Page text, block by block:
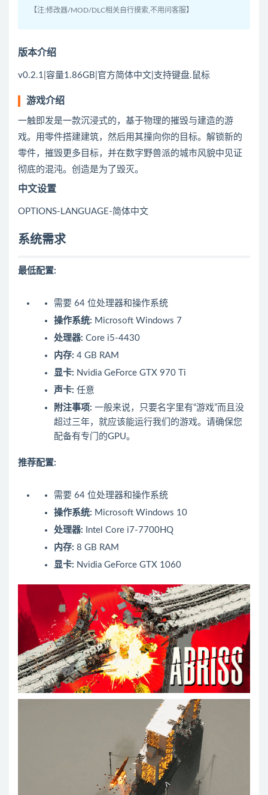
【注:修改器/MOD/DLC相关自行摸索,不用问客服】
版本介绍
v0.2.1|容量1.86GB|官方简体中文|支持键盘.鼠标
游戏介绍
一触即发是一款沉浸式的，基于物理的摧毁与建造的游
戏。用零件搭建建筑，然后用其撞向你的目标。解锁新的
零件，摧毁更多目标，并在数字野兽派的城市风貌中见证
彻底的混沌。创造是为了毁灭。
中文设置
OPTIONS-LANGUAGE-简体中文
系统需求
最低配置:
需要 64 位处理器和操作系统
操作系统: Microsoft Windows 7
处理器: Core i5-4430
内存: 4 GB RAM
显卡: Nvidia GeForce GTX 970 Ti
声卡: 任意
附注事项: 一般来说，只要名字里有“游戏”而且没
超过三年，就应该能运行我们的游戏。请确保您
配备有专门的GPU。
推荐配置:
需要 64 位处理器和操作系统
操作系统: Microsoft Windows 10
处理器: Intel Core i7-7700HQ
内存: 8 GB RAM
显卡: Nvidia GeForce GTX 1060